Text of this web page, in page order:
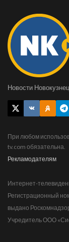
Новости
При любом
tv.com обязательна.
Рекламодателям
Интернет-
Регистрационный
выдано
Учредитель ООО